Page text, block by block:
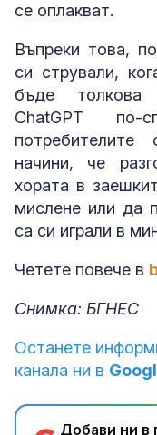
се оплакват.
Въпреки това,
си стрували,
бъде толкова
ChatGPT по-
начини, че
хората в
мислене или да
са си играли в
Четете повече в
Снимка: БГНЕС
Останете
канала ни в
Добави ни в